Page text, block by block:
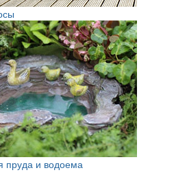
пруда и водоема